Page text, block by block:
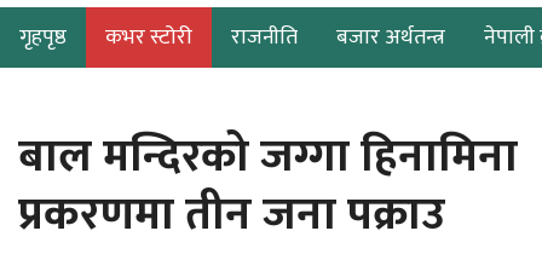
गृहपृष्ठ कभर स्टोरी राजनीति बजार अर्थतन्त्र नेपाली
बाल मन्दिरको जग्गा हिनामिना
प्रकरणमा तीन जना पक्राउ